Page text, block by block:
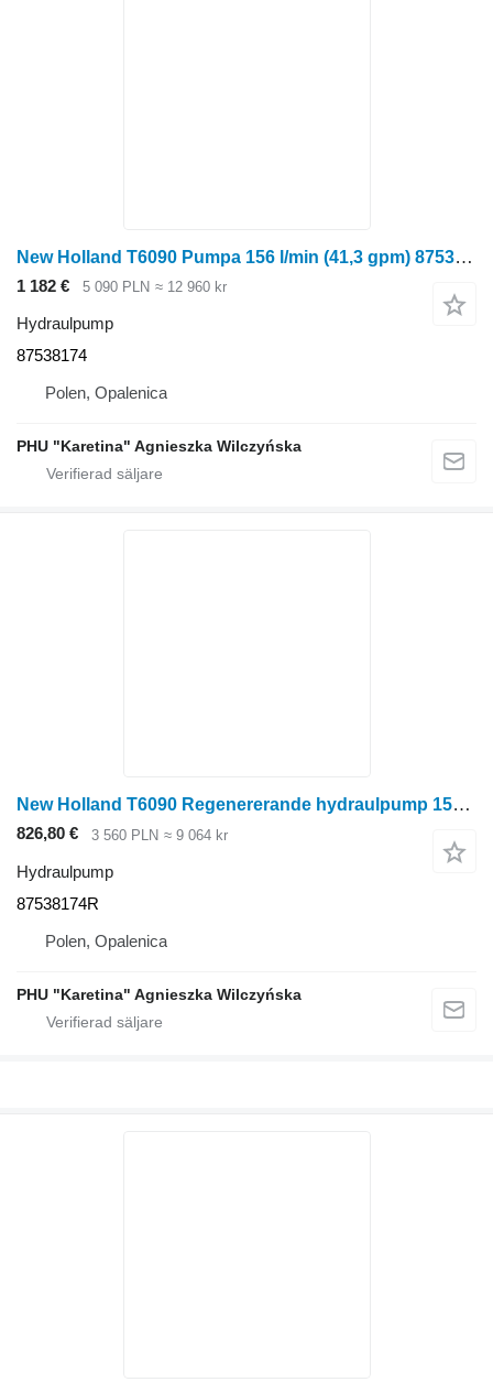
New Holland T6090 Pumpa 156 l/min (41,3 gpm) 87538174 hydraulpump till New Holland T6090 hjultraktor
1 182 € 5 090 PLN ≈ 12 960 kr
Hydraulpump
87538174
Polen, Opalenica
PHU "Karetina" Agnieszka Wilczyńska
New Holland T6090 Regenererande hydraulpump 156 lpm (41,3 gpm) 87538174R till New Holland T6090 hjultraktor
826,80 € 3 560 PLN ≈ 9 064 kr
Hydraulpump
87538174R
Polen, Opalenica
PHU "Karetina" Agnieszka Wilczyńska